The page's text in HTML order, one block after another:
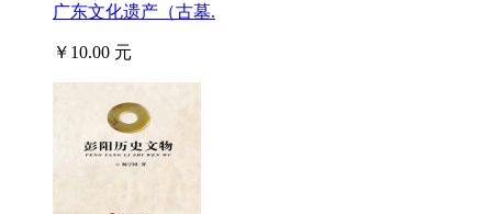
广东文化遗产（古墓.
￥10.00 元